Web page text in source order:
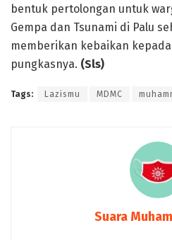
bentuk pertolongan untuk
Gempa dan Tsunami di Palu
memberikan kebaikan kepada
pungkasnya. (Sls)
Tags: Lazismu MDMC
Suara